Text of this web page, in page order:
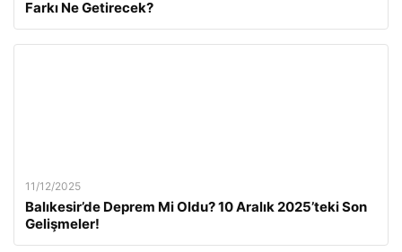
Farkı Ne Getirecek?
11/12/2025
Balıkesir’de Deprem Mi Oldu? 10 Aralık 2025’teki Son
Gelişmeler!